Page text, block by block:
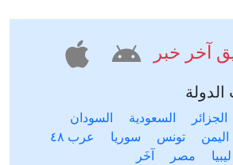
آخر خبر
الجزائر السعودية
السودان
اليمن تونس سوريا
عرب ٤٨
ليبيا مصر آخَر